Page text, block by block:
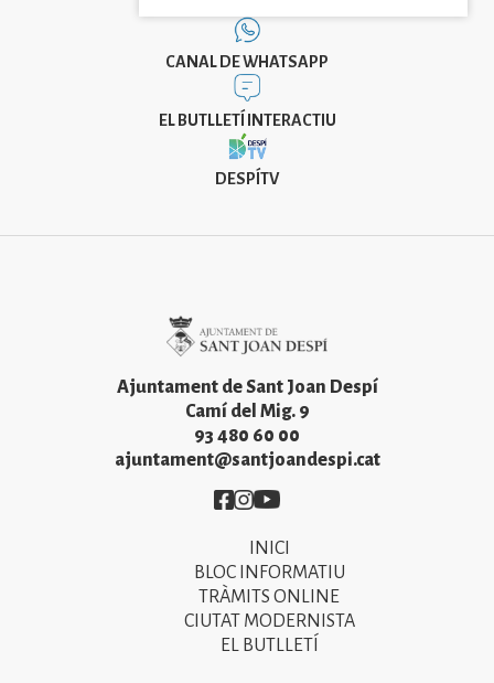
CANAL DE WHATSAPP
EL BUTLLETÍ INTERACTIU
DESPÍTV
Ajuntament de Sant Joan Despí
Camí del Mig. 9
93 480 60 00
ajuntament@santjoandespi.cat
Imatge
Imatge
Imatge
INICI
BLOC INFORMATIU
TRÀMITS ONLINE
CIUTAT MODERNISTA
EL BUTLLETÍ